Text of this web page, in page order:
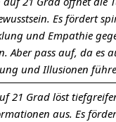
Es fördert
und Empathie
Aber pass auf, da es
und Illusionen
21 Grad löst
aus. Es